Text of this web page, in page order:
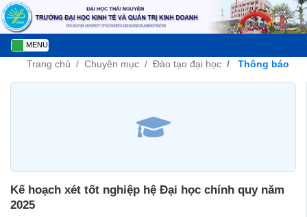
MENU
Trang chủ Chuyên mục Đào tạo đại học Thông báo
Kế hoạch xét tốt nghiệp hệ Đại học chính quy năm
2025